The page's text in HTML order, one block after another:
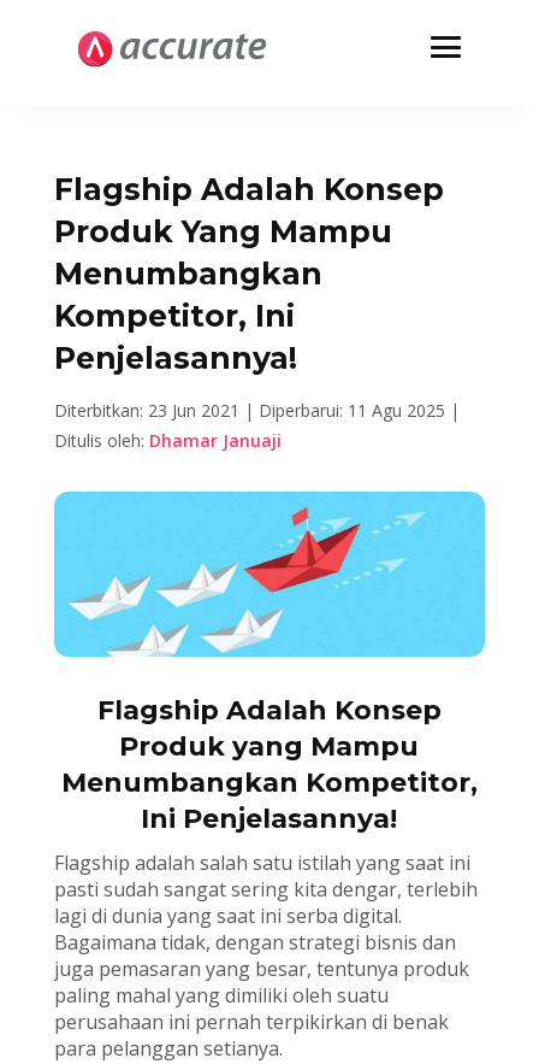
Flagship Adalah Konsep
Produk Yang Mampu
Menumbangkan
Kompetitor, Ini
Penjelasannya!
Diterbitkan: 23 Jun 2021 | Diperbarui: 11 Agu 2025 |
Ditulis oleh: Dhamar Januaji
Flagship Adalah Konsep
Produk yang Mampu
Menumbangkan Kompetitor,
Ini Penjelasannya!
Flagship adalah salah satu istilah yang saat ini
pasti sudah sangat sering kita dengar, terlebih
lagi di dunia yang saat ini serba digital.
Bagaimana tidak, dengan strategi bisnis dan
juga pemasaran yang besar, tentunya produk
paling mahal yang dimiliki oleh suatu
perusahaan ini pernah terpikirkan di benak
para pelanggan setianya.